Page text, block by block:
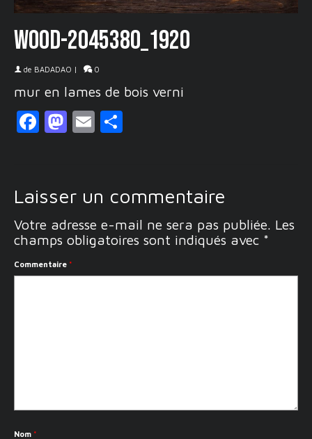
wood-2045380_1920
de BADADAO | 0
mur en lames de bois verni
Facebook
Mastodon
Email
Laisser un commentaire
Votre adresse e-mail ne sera pas publiée. Les
champs obligatoires sont indiqués avec *
Commentaire *
Nom *